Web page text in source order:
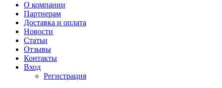
О компании
Партнерам
Доставка и оплата
Новости
Статьи
Отзывы
Контакты
Вход
Регистрация